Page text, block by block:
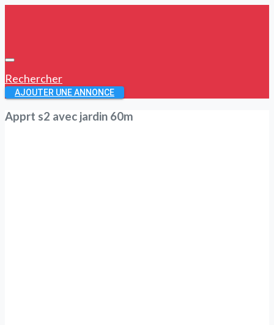
Rechercher
AJOUTER UNE ANNONCE
Apprt s2 avec jardin 60m